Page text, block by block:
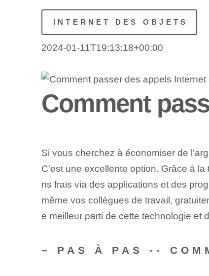
INTERNET DES OBJETS
2024-01-11T19:13:18+00:00
Comment
Si vous cherchez à économiser de
C'est une excellente option. Grâce à
ns frais via des applications et des
même vos collègues de travail,
e meilleur parti de cette technologie et
– PAS À PAS --